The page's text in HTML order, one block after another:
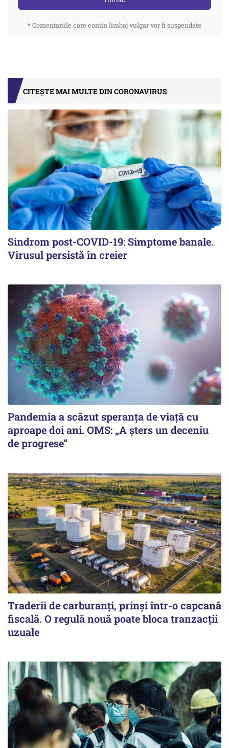
* Comentariile care contin limbaj vulgar vor fi suspendate
CITEȘTE MAI MULTE DIN CORONAVIRUS
Sindrom post-COVID-19: Simptome banale.
Virusul persistă în creier
Pandemia a scăzut speranţa de viaţă cu
aproape doi ani. OMS: „A şters un deceniu
de progrese”
Traderii de carburanți, prinși într-o capcană
fiscală. O regulă nouă poate bloca tranzacții
uzuale